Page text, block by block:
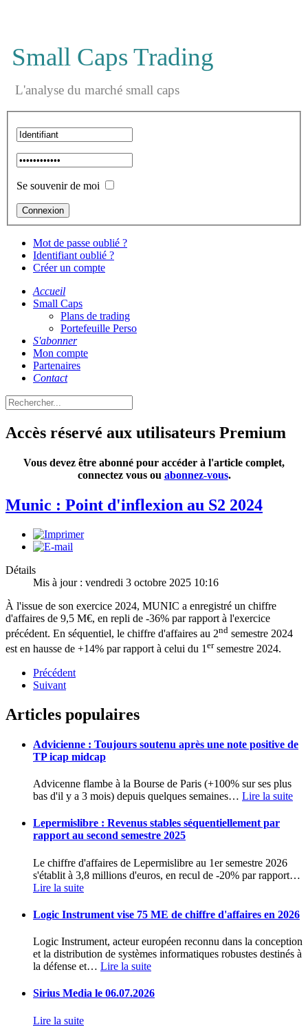
Small Caps Trading
L'analyse du marché small caps
Se souvenir de moi
Mot de passe oublié ?
Identifiant oublié ?
Créer un compte
Accueil
Small Caps
Plans de trading
Portefeuille Perso
S'abonner
Mon compte
Partenaires
Contact
Accès réservé aux utilisateurs Premium
Vous devez être abonné pour accéder à l'article complet,
connectez vous ou abonnez-vous.
Munic : Point d'inflexion au S2 2024
Détails
Mis à jour : vendredi 3 octobre 2025 10:16
À l'issue de son exercice 2024, MUNIC a enregistré un chiffre
d'affaires de 9,5 M€, en repli de -36% par rapport à l'exercice
précédent. En séquentiel, le chiffre d'affaires au 2nd semestre 2024
est en hausse de +14% par rapport à celui du 1ersemestre 2024.
Précédent
Suivant
Articles populaires
Advicienne : Toujours soutenu après une note positive de
TP icap midcap
Advicenne flambe à la Bourse de Paris (+100% sur ses plus
bas d'il y a 3 mois) depuis quelques semaines… Lire la suite
Lepermislibre : Revenus stables séquentiellement par
rapport au second semestre 2025
Le chiffre d'affaires de Lepermislibre au 1er semestre 2026
s'établit à 3,8 millions d'euros, en recul de -20% par rapport…
Lire la suite
Logic Instrument vise 75 ME de chiffre d'affaires en 2026
Logic Instrument, acteur européen reconnu dans la conception
et la distribution de systèmes informatiques robustes destinés à
la défense et… Lire la suite
Sirius Media le 06.07.2026
Lire la suite